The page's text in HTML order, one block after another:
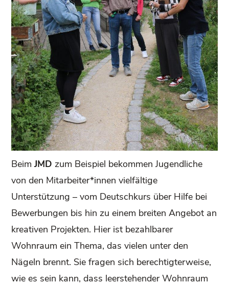
BeimJMD zum Beispiel bekommen Jugendliche
von den Mitarbeiter*innen vielfältige
Unterstützung – vom Deutschkurs über Hilfe bei
Bewerbungen bis hin zu einem breiten Angebot an
kreativen Projekten. Hier ist bezahlbarer
Wohnraum ein Thema, das vielen unter den
Nägeln brennt. Sie fragen sich berechtigterweise,
wie es sein kann, dass leerstehender Wohnraum